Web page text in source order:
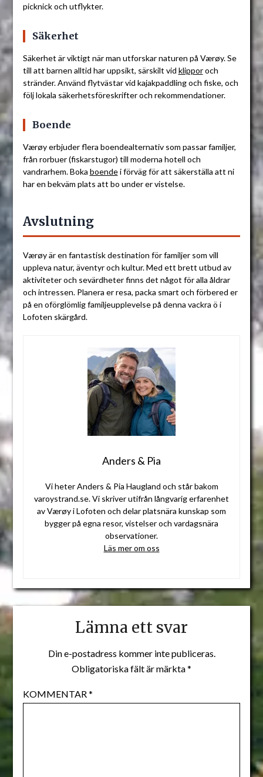
picknick och utflykter.
Säkerhet
Säkerhet är viktigt när man utforskar naturen på Værøy. Se
till att barnen alltid har uppsikt, särskilt vid klipporoch
stränder. Använd flytvästar vid kajakpaddling och fiske, och
följ lokala säkerhetsföreskrifter och rekommendationer.
Boende
Værøy erbjuder flera boendealternativ som passar familjer,
från rorbuer (fiskarstugor) till moderna hotell och
vandrarhem. Boka boendei förväg för att säkerställa att ni
har en bekväm plats att bo under er vistelse.
Avslutning
Værøy är en fantastisk destination för familjer som vill
uppleva natur, äventyr och kultur. Med ett brett utbud av
aktiviteter och sevärdheter finns det något för alla åldrar
och intressen. Planera er resa, packa smart och förbered er
på en oförglömlig familjeupplevelse på denna vackra ö i
Lofoten skärgård.
Anders & Pia
Vi heter Anders & Pia Haugland och står bakom
varoystrand.se. Vi skriver utifrån långvarig erfarenhet
av Værøy i Lofoten och delar platsnära kunskap som
bygger på egna resor, vistelser och vardagsnära
observationer.
Läs mer om oss
Lämna ett svar
Din e-postadress kommer inte publiceras.
Obligatoriska fält är märkta*
KOMMENTAR*